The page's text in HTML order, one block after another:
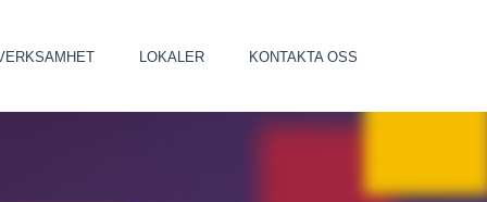
LOKALER KONTAKTA OSS